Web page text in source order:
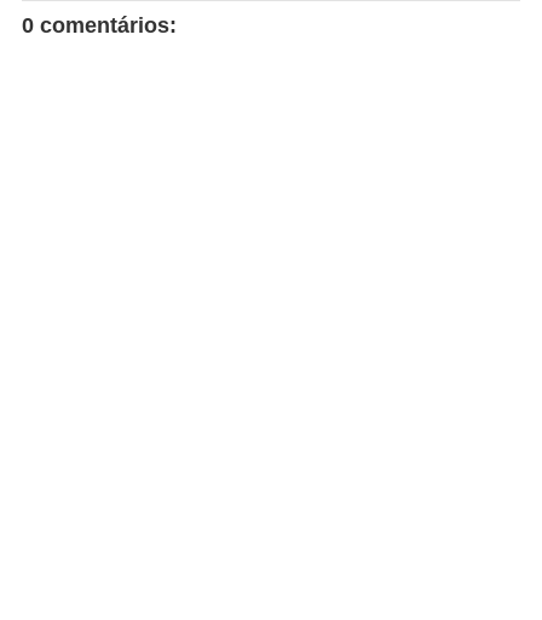
0 comentários: